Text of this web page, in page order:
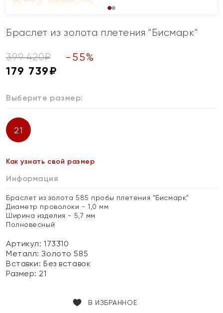
Браслет из золота плетения "Бисмарк"
399 420₽ - 55%
179 739₽
Выберите размер:
21
Как узнать свой размер
Информация
Браслет из золота 585 пробы плетения "Бисмарк"
Диаметр проволоки - 1,0 мм
Ширина изделия - 5,7 мм
Полновесный
Артикул: 173310
Металл:Золото 585
Вставки:Без вставок
Размер: 21
В ИЗБРАННОЕ